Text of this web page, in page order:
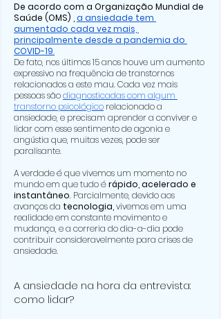
De acordo com a Organização Mundial de
Saúde (OMS) , a ansiedade tem
aumentado cada vez mais,
principalmente desde a pandemia do
COVID-19.
De fato, nos últimos 15 anos houve um aumento
expressivo na frequência de transtornos
relacionados a este mau. Cada vez mais
pessoas são diagnosticadas com algum
transtorno psicológico relacionado a
ansiedade, e precisam aprender a conviver e
lidar com esse sentimento de agonia e
angústia que, muitas vezes, pode ser
paralisante.
A verdade é que vivemos um momento no
mundo em que tudo é rápido, acelerado e
instantâneo. Parcialmente, devido aos
avanços da tecnologia, vivemos em uma
realidade em constante movimento e
mudança, e a correria do dia-a-dia pode
contribuir consideravelmente para crises de
ansiedade.
A ansiedade na hora da entrevista:
como lidar?